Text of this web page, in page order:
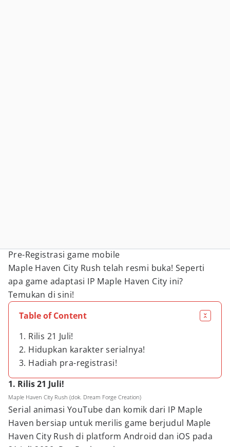
Pre-Registrasi game mobile
Maple Haven City Rush telah resmi buka! Seperti
apa game adaptasi IP Maple Haven City ini?
Temukan di sini!
Table of Content
1. Rilis 21 Juli!
2. Hidupkan karakter serialnya!
3. Hadiah pra-registrasi!
1. Rilis 21 Juli!
Maple Haven City Rush (dok. Dream Forge Creation)
Serial animasi YouTube dan komik dari IP Maple
Haven bersiap untuk merilis game berjudul Maple
Haven City Rush di platform Android dan iOS pada